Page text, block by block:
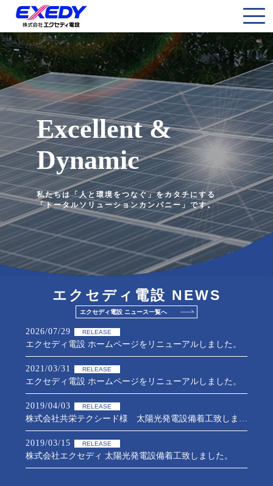
Excellent &
Dynamic
私たちは「人と環境をつなぐ」をカタチにする
「トータルソリューションカンパニー」です。
エクセディ電設 NEWS
エクセディ電設 ニュース一覧へ
2026/07/29 RELEASE
エクセディ電設 ホームページをリニューアルしました。
2021/03/31 RELEASE
エクセディ電設 ホームページをリニューアルしました。
2019/04/03 RELEASE
2019/03/15 RELEASE
株式会社エクセディ 太陽光発電設備着工致しました。